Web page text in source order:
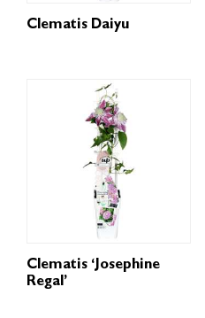
Clematis Daiyu
Clematis ‘Josephine
Regal’